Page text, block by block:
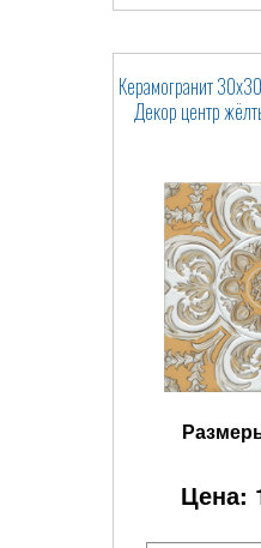
Керамогранит
Декор центр
Цена: